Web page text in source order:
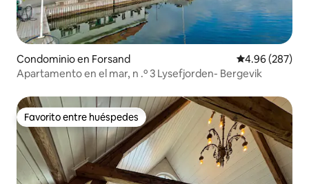
Condominio en Forsand Calificación
4.96 (287)
Apartamento en el mar, n .º 3 Lysefjorden- Bergevik
Favorito entre huéspedes
Favorito entre huéspedes